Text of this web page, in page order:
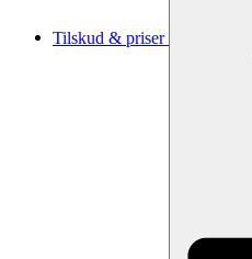
Tilskud & priser